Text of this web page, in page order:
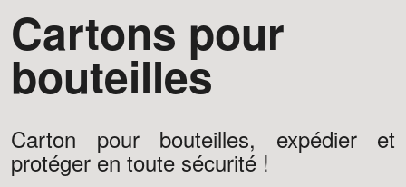
Cartons pour
bouteilles
Carton pour bouteilles, expédier et
protéger en toute sécurité !